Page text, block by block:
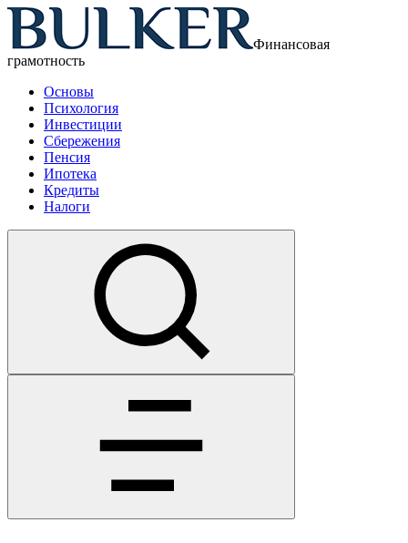
Финансовая
грамотность
Основы
Психология
Инвестиции
Сбережения
Пенсия
Ипотека
Кредиты
Налоги